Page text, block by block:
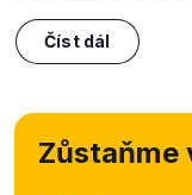
Číst dál
Zůstaňme